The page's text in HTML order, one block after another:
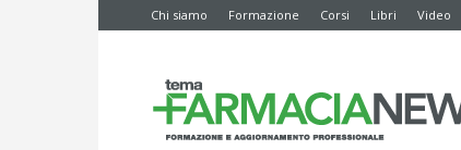
Chi siamo Formazione Corsi Libri Video
News